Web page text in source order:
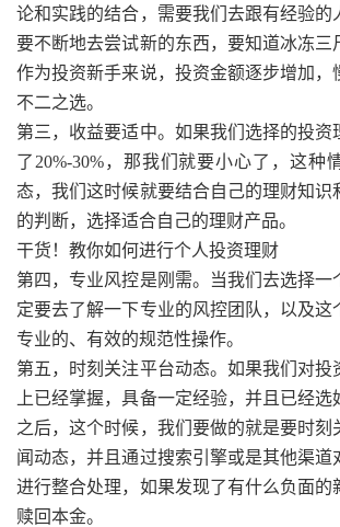
论和实践的结合，需要我们去跟有经验的
要不断地去尝试新的东西，要知道冰冻三
作为投资新手来说，投资金额逐步增加，
不二之选。
第三，收益要适中。如果我们选择的投资
了20%-30%，那我们就要小心了，这种
态，我们这时候就要结合自己的理财知识
的判断，选择适合自己的理财产品。
干货！教你如何进行个人投资理财
第四，专业风控是刚需。当我们去选择一
定要去了解一下专业的风控团队，以及这
专业的、有效的规范性操作。
第五，时刻关注平台动态。如果我们对投
上已经掌握，具备一定经验，并且已经
之后，这个时候，我们要做的就是要时刻
闻动态，并且通过搜索引擎或是其他渠道
进行整合处理，如果发现了有什么负面的
赎回本金。